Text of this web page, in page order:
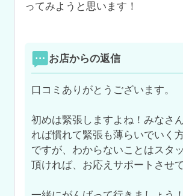
ってみようと思います！
お店からの返信
口コミありがとうございます。
初めは緊張しますよね！みなさ
れば慣れて緊張も薄らいでいく
ですが、わからないことはスタ
頂ければ、お応えサポートさせ